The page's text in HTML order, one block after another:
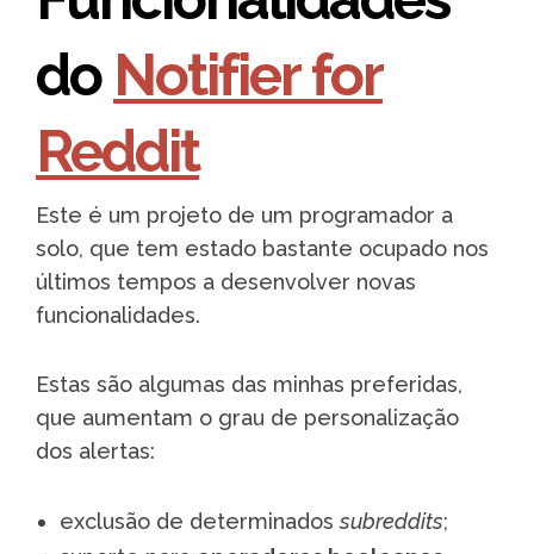
do Notifier for
Reddit
Este é um projeto de um programador a
solo, que tem estado bastante ocupado nos
últimos tempos a desenvolver novas
funcionalidades.
Estas são algumas das minhas preferidas,
que aumentam o grau de personalização
dos alertas:
exclusão de determinadossubreddits;